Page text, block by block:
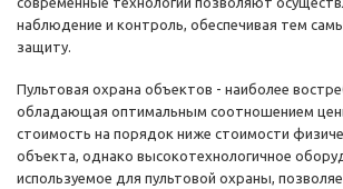
наблюдение и контроль, обеспечивая тем
защиту.
Пультовая охрана объектов - наиболее
обладающая оптимальным соотношением
стоимость на порядок ниже стоимости
объекта, однако высокотехнологичное
используемое для пультовой охраны,